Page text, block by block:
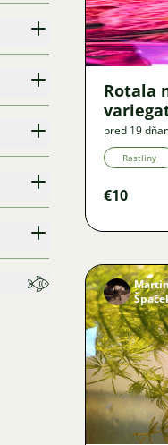
Rotala
pred 19
Rastliny
€10